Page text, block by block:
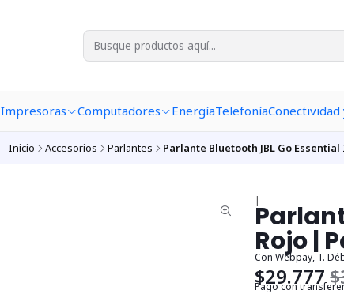
Impresoras Computadores EnergíaTelefoníaConectividad
Inicio Accesorios Parlantes Parlante Bluetooth JBL Go
|
Rojo |
Con Webpay, T.
$29.777
Pago con